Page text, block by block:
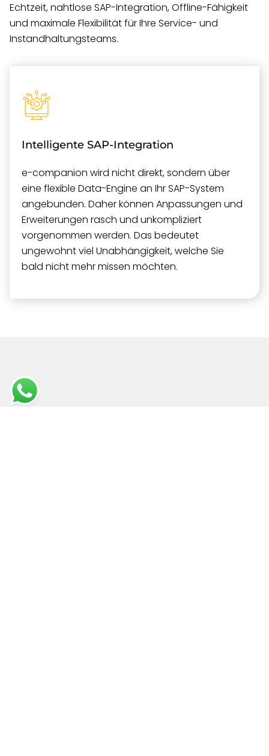
Intelligente SAP-Integration
e-companion wird nicht direkt, sondern über
eine flexible Data-Engine an Ihr SAP-System
angebunden. Daher können Anpassungen und
Erweiterungen rasch und unkompliziert
vorgenommen werden. Das bedeutet
ungewohnt viel Unabhängigkeit, welche Sie
bald nicht mehr missen möchten.
Echtzeit, nahtlose SAP-Integration, Offline-Fähigkeit
und maximale Flexibilität für Ihre Service- und
Instandhaltungsteams.